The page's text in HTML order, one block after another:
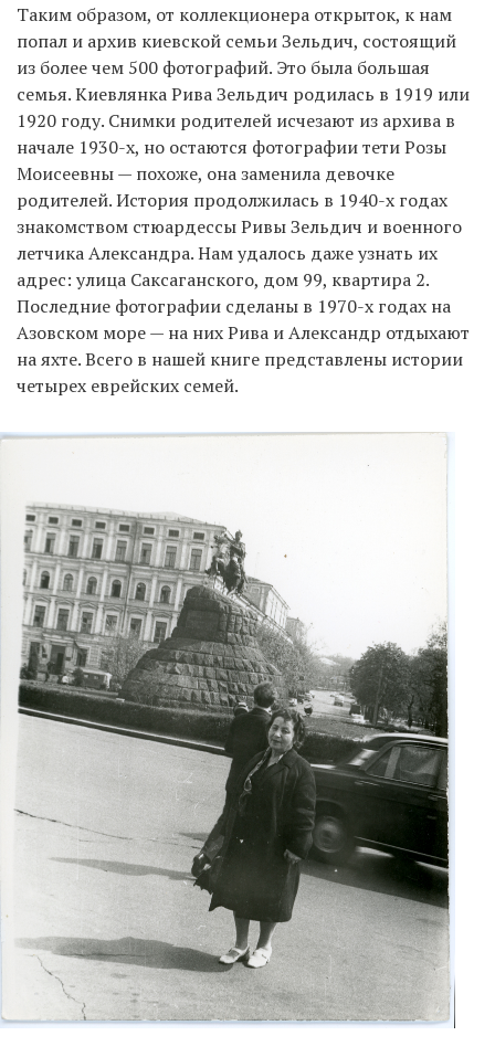
Таким образом, от коллекционера открыток, к нам
попал и архив киевской семьи Зельдич, состоящий
из более чем 500 фотографий. Это была большая
семья. Киевлянка Рива Зельдич родилась в 1919 или
1920 году. Снимки родителей исчезают из архива в
начале 1930-х, но остаются фотографии тети Розы
Моисеевны — похоже, она заменила девочке
родителей. История продолжилась в 1940-х годах
знакомством стюардессы Ривы Зельдич и военного
летчика Александра. Нам удалось даже узнать их
адрес: улица Саксаганского, дом 99, квартира 2.
Последние фотографии сделаны в 1970-х годах на
Азовском море — на них Рива и Александр отдыхают
на яхте. Всего в нашей книге представлены истории
четырех еврейских семей.